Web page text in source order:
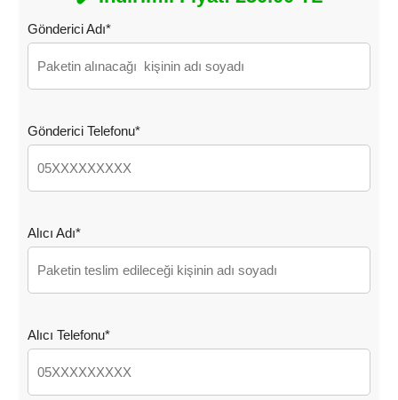
Gönderici Adı*
Gönderici Telefonu*
Alıcı Adı*
Alıcı Telefonu*